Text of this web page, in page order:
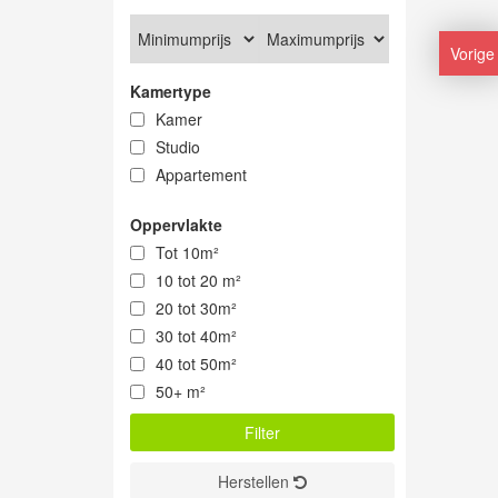
Kamertype
Kamer
Studio
Appartement
Oppervlakte
Tot 10m²
10 tot 20 m²
20 tot 30m²
30 tot 40m²
40 tot 50m²
50+ m²
Herstellen
Vorige